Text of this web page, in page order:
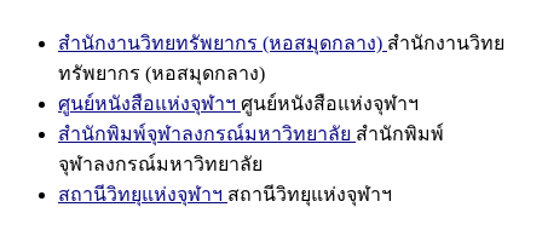
สำนักงานวิทยทรัพยากร (หอสมุดกลาง) สำนักงานวิทย
ทรัพยากร (หอสมุดกลาง)
ศูนย์หนังสือแห่งจุฬาฯ ศูนย์หนังสือแห่งจุฬาฯ
สำนักพิมพ์จุฬาลงกรณ์มหาวิทยาลัย สำนักพิมพ์
จุฬาลงกรณ์มหาวิทยาลัย
สถานีวิทยุแห่งจุฬาฯ สถานีวิทยุแห่งจุฬาฯ